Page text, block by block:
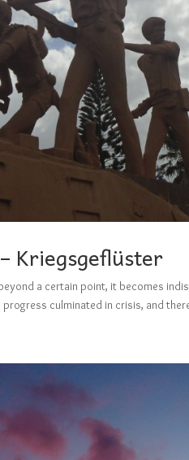
Kriegsgeflüster
a certain point, it becomes
culminated in crisis, and